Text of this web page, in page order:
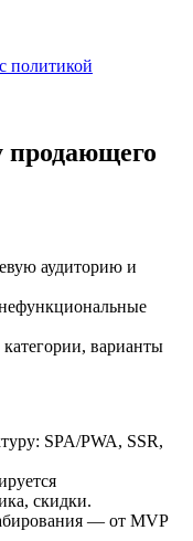
с политикой
продающего
аудиторию и
варианты
SPA/PWA, SSR,
скидки.
— от MVP